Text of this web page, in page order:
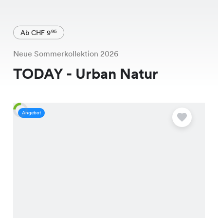
Ab CHF 995
Neue Sommerkollektion 2026
TODAY - Urban Natur
Angebot